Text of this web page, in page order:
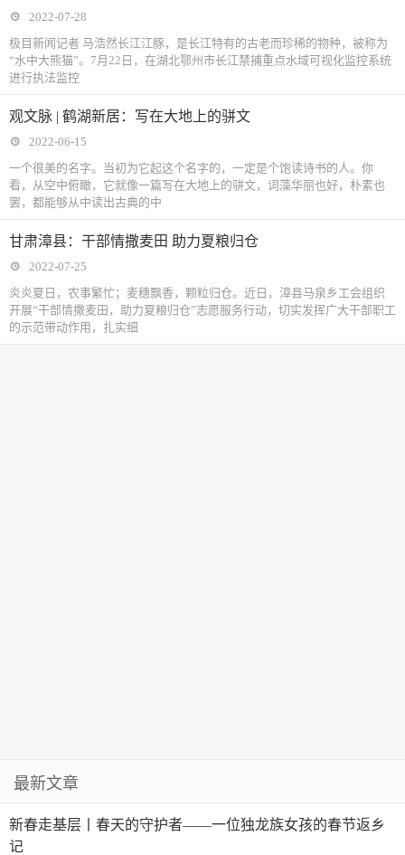
2022-07-28
极目新闻记者 马浩然长江江豚，是长江特有的古老而珍稀的物种，被称为
“水中大熊猫”。7月22日，在湖北鄂州市长江禁捕重点水域可视化监控系统
进行执法监控
观文脉 | 鹤湖新居：写在大地上的骈文
2022-06-15
一个很美的名字。当初为它起这个名字的，一定是个饱读诗书的人。你
看，从空中俯瞰，它就像一篇写在大地上的骈文，词藻华丽也好，朴素也
罢，都能够从中读出古典的中
甘肃漳县：干部情撒麦田 助力夏粮归仓
2022-07-25
炎炎夏日，农事繁忙；麦穗飘香，颗粒归仓。近日，漳县马泉乡工会组织
开展“干部情撒麦田，助力夏粮归仓”志愿服务行动，切实发挥广大干部职工
的示范带动作用，扎实细
最新文章
新春走基层丨春天的守护者——一位独龙族女孩的春节返乡
记